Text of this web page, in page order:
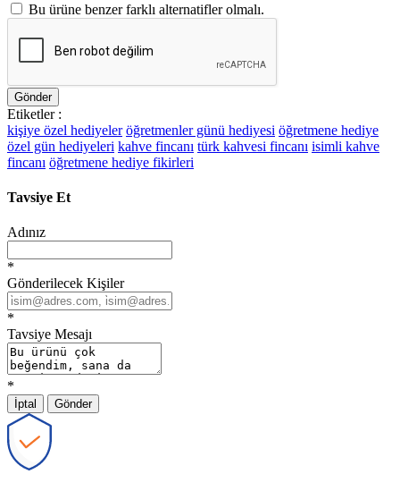
Bu ürüne benzer farklı alternatifler olmalı.
Gönder
Etiketler :
kişiye özel hediyeler öğretmenler günü hediyesi öğretmene hediye
özel gün hediyeleri kahve fincanı türk kahvesi fincanı isimli kahve
fincanı öğretmene hediye fikirleri
Tavsiye Et
Adınız
*
Gönderilecek Kişiler
*
Tavsiye Mesajı
*
İptal Gönder